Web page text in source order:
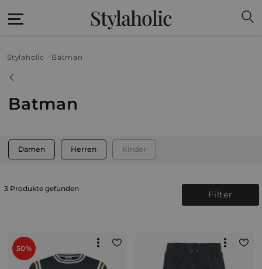
Stylaholic
Stylaholic Batman
Batman
Damen Herren Kinder
3 Produkte gefunden
Filter
50%